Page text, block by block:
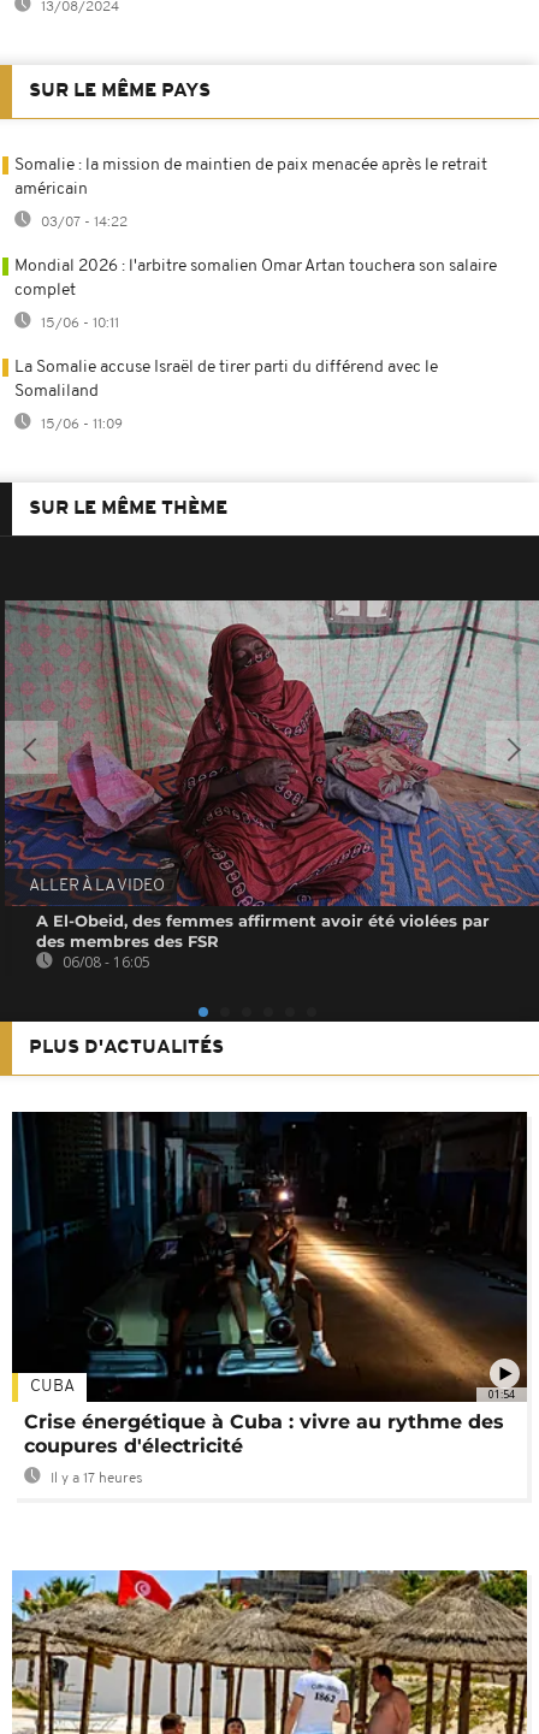
13/08/2024
SUR LE MÊME PAYS
Somalie : la mission de maintien de paix menacée après le retrait
américain
03/07 - 14:22
Mondial 2026 : l'arbitre somalien Omar Artan touchera son salaire
complet
15/06 - 10:11
La Somalie accuse Israël de tirer parti du différend avec le
Somaliland
15/06 - 11:09
SUR LE MÊME THÈME
ALLER À LA VIDEO
A El-Obeid, des femmes affirment avoir été violées par
des membres des FSR
06/08 - 16:05
PLUS D'ACTUALITÉS
01:54
CUBA
Crise énergétique à Cuba : vivre au rythme des
coupures d'électricité
Il y a 17 heures